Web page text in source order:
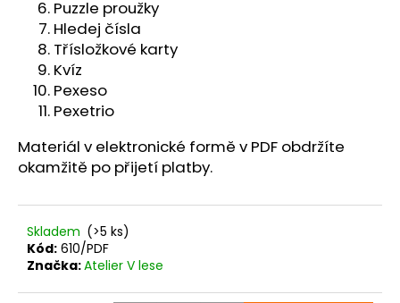
Puzzle proužky
Hledej čísla
Třísložkové karty
Kvíz
Pexeso
Pexetrio
Materiál v elektronické formě v PDF obdržíte
okamžitě po přijetí platby.
Skladem (>5 ks)
Kód: 610/PDF
Značka:Atelier V lese